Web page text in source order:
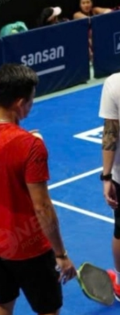
Đỗ Minh
các buổi
Pickleball
sự kiện này
quen với luật
những người
giao lưu, cọ
thuật:Với kinh
anh dễ dàng
và
chơi một cách